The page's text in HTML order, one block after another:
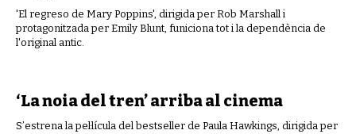
'El regreso de Mary Poppins', dirigida per Rob Marshall i
protagonitzada per Emily Blunt, funiciona tot i la dependència de
l'original antic.
‘La noia del tren’ arriba al cinema
S’estrena la pel·lícula del bestseller de Paula Hawkings, dirigida per